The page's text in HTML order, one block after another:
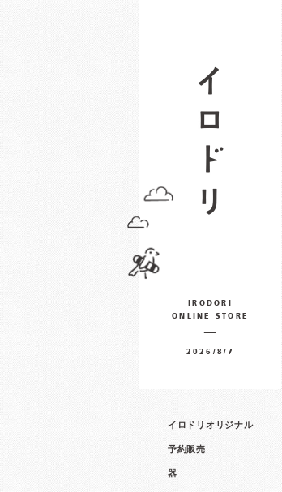
IRODORI
ONLINE STORE
2026/8/7
イロドリオリジナル
予約販売
器